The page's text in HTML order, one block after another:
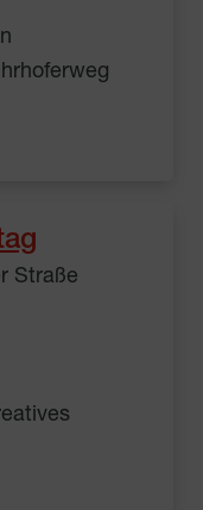
Straße